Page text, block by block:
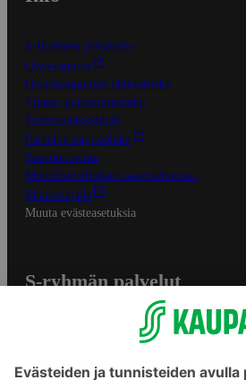
S-Business yrityksille
Oiva-raportit
Osuuskauppojen yhteystiedot
Tilaus- ja toimitusehdot
Tietosuojakäytäntö
Palvelun käyttöehdot
Saavutettavuus
Mobiilisovelluksen saavutettavuus
Mainostajalle
Muuta evästeasetuksia
S-ryhmän palvelut
Yhteishyvä Ruoka -sovellus